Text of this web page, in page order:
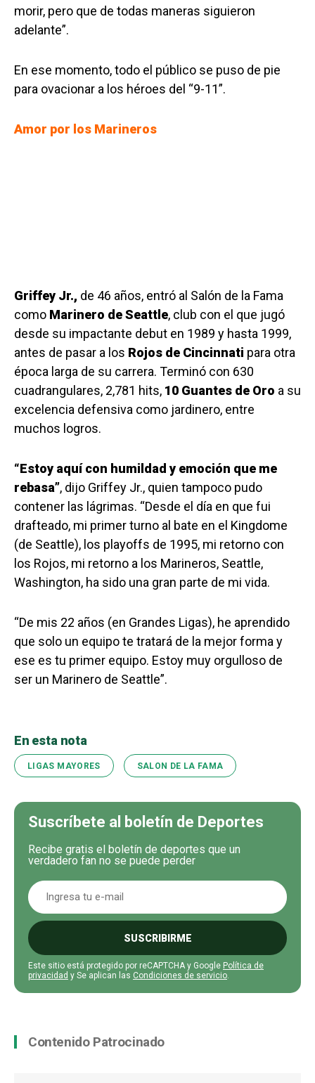
morir, pero que de todas maneras siguieron
adelante”.
En ese momento, todo el público se puso de pie
para ovacionar a los héroes del “9-11”.
Amor por los Marineros
Griffey Jr., de 46 años, entró al Salón de la Fama
como Marinero de Seattle, club con el que jugó
desde su impactante debut en 1989 y hasta 1999,
antes de pasar a los Rojos de Cincinnati para otra
época larga de su carrera. Terminó con 630
cuadrangulares, 2,781 hits, 10 Guantes de Oro a su
excelencia defensiva como jardinero, entre
muchos logros.
“Estoy aquí con humildad y emoción que me
rebasa”, dijo Griffey Jr., quien tampoco pudo
contener las lágrimas. “Desde el día en que fui
drafteado, mi primer turno al bate en el Kingdome
(de Seattle), los playoffs de 1995, mi retorno con
los Rojos, mi retorno a los Marineros, Seattle,
Washington, ha sido una gran parte de mi vida.
“De mis 22 años (en Grandes Ligas), he aprendido
que solo un equipo te tratará de la mejor forma y
ese es tu primer equipo. Estoy muy orgulloso de
ser un Marinero de Seattle”.
En esta nota
LIGAS MAYORES SALON DE LA FAMA
Suscríbete al boletín de Deportes
Recibe gratis el boletín de deportes que un
verdadero fan no se puede perder
SUSCRIBIRME
Este sitio está protegido por reCAPTCHA y Google Política de
privacidad y Se aplican las Condiciones de servicio.
Contenido Patrocinado